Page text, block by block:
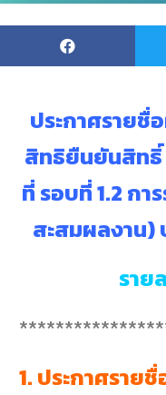
ประกาศรายชื่
สิทธิยืนยันสิทธิ์
ที่ รอบที่ 1.2 ก
สะสมผลงาน)
ราย
1. ประกาศราย